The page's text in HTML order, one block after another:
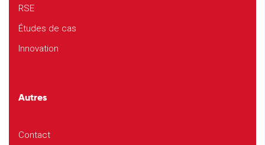
RSE
Études de cas
Innovation
Autres
Contact